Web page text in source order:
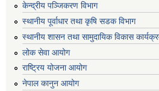
केन्द्रीय पञ्जिकरण विभाग
स्थानीय पूर्वाधार तथा कृषि सडक विभाग
स्थानीय शासन तथा सामुदायिक विकास
लोक सेवा आयोग
राष्ट्रिय योजना आयोग
नेपाल कानुन आयोग